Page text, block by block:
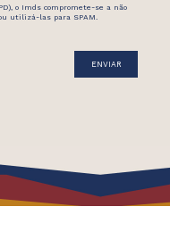
o Imds compromete-se a não
utilizá-las para SPAM.